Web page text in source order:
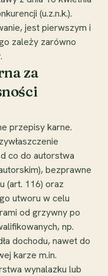
(u.z.n.k.).
jest pierwszym i
zależy zarówno
za
przepisy karne.
co do autorstwa
bezprawne
(art. 116) oraz
utworu w celu
od grzywny po
np.
dochodu, nawet do
karze m.in.
wynalazku lub